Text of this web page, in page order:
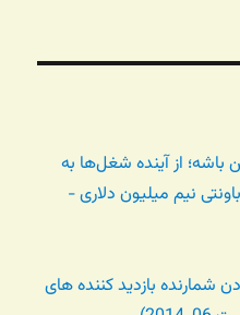
دلت روشن باشه؛ از آینده شغل‌ها به
نیم میلیون دلاری -
اضافه کردن شمارنده بازدید کننده های